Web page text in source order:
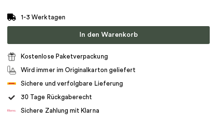
1-3 Werktagen
In den Warenkorb
Kostenlose Paketverpackung
Wird immer im Originalkarton geliefert
Sichere und verfolgbare Lieferung
30 Tage Rückgaberecht
Sichere Zahlung mit Klarna